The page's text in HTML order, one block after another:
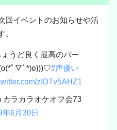
回イベントのお知らせや活
。
うど良く最高のバー
ﾟ▽ﾟ*)o)))♡#声優い
zIDTv5AHZ1
ラカラオケオフ会73
年6月30日